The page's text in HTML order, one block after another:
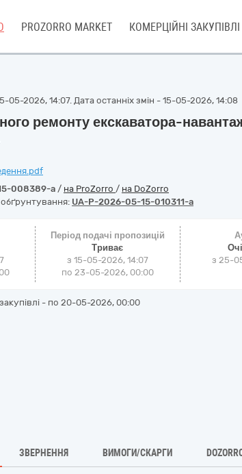
PROZORRO MARKET КОМЕРЦІЙНІ ЗАКУПІВЛІ
05-2026, 14:07. Дата останніх змін - 15-05-2026, 14:08
ремонту екскаватора-
008389-a / на ProZorro / на DoZorro
обґрунтування: UA-P-2026-05-15-010311-a
Період подачі пропозицій
Триває
з 15-05-2026, 14:07
по 23-05-2026, 00:00
з25-
- по 20-05-2026, 00:00
ЗВЕРНЕННЯ ВИМОГИ/СКАРГИ